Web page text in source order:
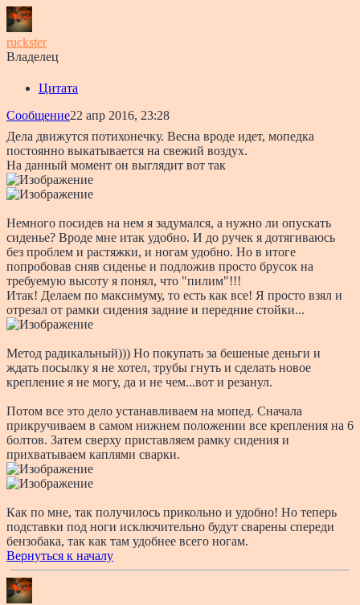
ruckster
Владелец
Цитата
Сообщение22 апр 2016, 23:28
Дела движутся потихонечку. Весна вроде идет, мопедка
постоянно выкатывается на свежий воздух.
На данный момент он выглядит вот так
Немного посидев на нем я задумался, а нужно ли опускать
сиденье? Вроде мне итак удобно. И до ручек я дотягиваюсь
без проблем и растяжки, и ногам удобно. Но в итоге
попробовав сняв сиденье и подложив просто брусок на
требуемую высоту я понял, что "пилим"!!!
Итак! Делаем по максимуму, то есть как все! Я просто взял и
отрезал от рамки сидения задние и передние стойки...
Метод радикальный))) Но покупать за бешеные деньги и
ждать посылку я не хотел, трубы гнуть и сделать новое
крепление я не могу, да и не чем...вот и резанул.
Потом все это дело устанавливаем на мопед. Сначала
прикручиваем в самом нижнем положении все крепления на 6
болтов. Затем сверху приставляем рамку сидения и
прихватываем каплями сварки.
Как по мне, так получилось прикольно и удобно! Но теперь
подставки под ноги исключительно будут сварены спереди
бензобака, так как там удобнее всего ногам.
Вернуться к началу